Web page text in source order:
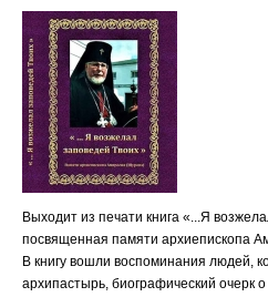
Выходит из печати книга «...Я
посвященная памяти архиепископа
В книгу вошли воспоминания людей,
архипастырь, биографический очерк